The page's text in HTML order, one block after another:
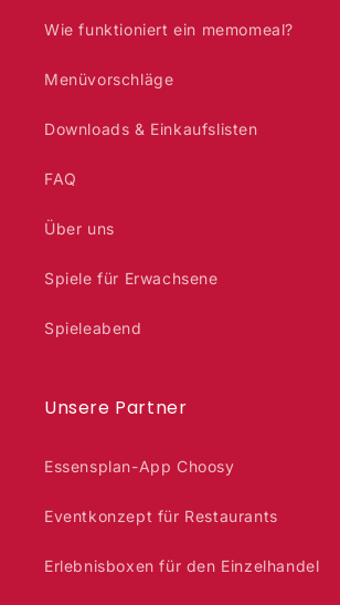
Wie funktioniert ein memomeal?
Menüvorschläge
Downloads & Einkaufslisten
FAQ
Über uns
Spiele für Erwachsene
Spieleabend
Unsere Partner
Essensplan-App Choosy
Eventkonzept für Restaurants
Erlebnisboxen für den Einzelhandel